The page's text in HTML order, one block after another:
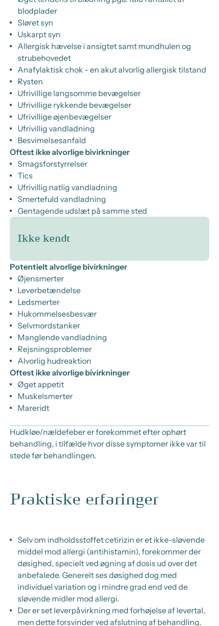
blodplader
Sløret syn
Uskarpt syn
Allergisk hævelse i ansigtet samt mundhulen og
strubehovedet
Anafylaktisk chok - en akut alvorlig allergisk tilstand
Rysten
Ufrivillige langsomme bevægelser
Ufrivillige rykkende bevægelser
Ufrivillige øjenbevægelser
Ufrivillig vandladning
Besvimelsesanfald
Oftest ikke alvorlige bivirkninger
Smagsforstyrrelser
Tics
Ufrivillig natlig vandladning
Smertefuld vandladning
Gentagende udslæt på samme sted
Ikke kendt
Potentielt alvorlige bivirkninger
Øjensmerter
Leverbetændelse
Ledsmerter
Hukommelsesbesvær
Selvmordstanker
Manglende vandladning
Rejsningsproblemer
Alvorlig hudreaktion
Oftest ikke alvorlige bivirkninger
Øget appetit
Muskelsmerter
Mareridt
Hudkløe/nældefeber er forekommet efter ophørt
behandling, i tilfælde hvor disse symptomer ikke var til
stede før behandlingen.
Praktiske erfaringer
Selv om indholdsstoffet cetirizin er et ikke-sløvende
middel mod allergi (antihistamin), forekommer der
døsighed, specielt ved øgning af dosis ud over det
anbefalede. Generelt ses døsighed dog med
individuel variation og i mindre grad end ved de
sløvende midler mod allergi.
Der er set leverpåvirkning med forhøjelse af levertal,
men dette forsvinder ved afslutning af behandling.